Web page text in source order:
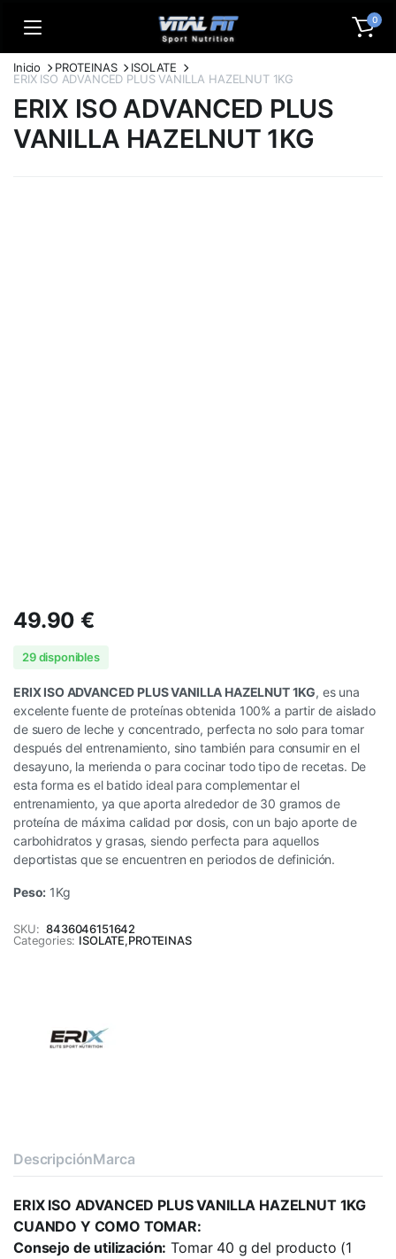
0
Inicio PROTEINAS
ISOLATE
ERIX ISO ADVANCED PLUS VANILLA HAZELNUT 1KG
ERIX ISO ADVANCED PLUS
VANILLA HAZELNUT 1KG
49.90€
29 disponibles
ERIX ISO ADVANCED PLUS VANILLA HAZELNUT 1KG, es una
excelente fuente de proteínas obtenida 100% a partir de aislado
de suero de leche y concentrado, perfecta no solo para tomar
después del entrenamiento, sino también para consumir en el
desayuno, la merienda o para cocinar todo tipo de recetas. De
esta forma es el batido ideal para complementar el
entrenamiento, ya que aporta alrededor de 30 gramos de
proteína de máxima calidad por dosis, con un bajo aporte de
carbohidratos y grasas, siendo perfecta para aquellos
deportistas que se encuentren en periodos de definición.
Peso: 1Kg
SKU: 8436046151642
Categories: ISOLATE,PROTEINAS
DescripciónMarca
ERIX ISO ADVANCED PLUS VANILLA HAZELNUT 1KG
CUANDO Y COMO TOMAR:
Consejo de utilización: Tomar 40 g del producto (1